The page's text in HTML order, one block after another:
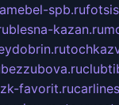
spb.ru
blesna-kazan.ru
bezzubova.ru
favorit.ru